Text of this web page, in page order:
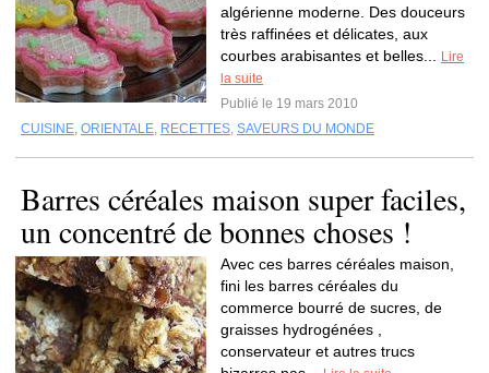
algérienne moderne. Des douceurs
très raffinées et délicates, aux
courbes arabisantes et belles...
Lire
la suite
Publié le 19 mars 2010
CUISINE, ORIENTALE, RECETTES, SAVEURS DU MONDE
Barres céréales maison super faciles,
un concentré de bonnes choses !
Avec ces barres céréales maison,
fini les barres céréales du
commerce bourré de sucres, de
graisses hydrogénées ,
conservateur et autres trucs